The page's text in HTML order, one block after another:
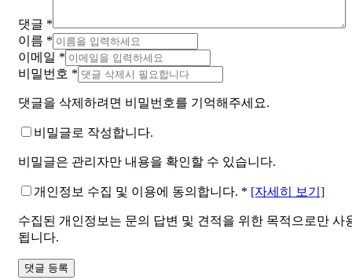
댓글 *
이름 *
이메일 *
비밀번호 *
댓글을 삭제하려면 비밀번호를 기억해주세요.
비밀글로 작성합니다.
비밀글은 관리자만 내용을 확인할 수 있습니다.
개인정보 수집 및 이용에 동의합니다. * [자세히 보기]
수집된 개인정보는 문의 답변 및 견적을 위한 목적으로만 사
됩니다.
댓글 등록